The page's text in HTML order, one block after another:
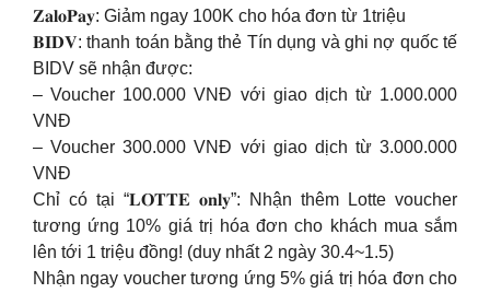
𝐙𝐚𝐥𝐨𝐏𝐚𝐲: Giảm ngay 100K cho hóa đơn từ 1triệu
𝐁𝐈𝐃𝐕: thanh toán bằng thẻ Tín dụng và ghi nợ quốc tế
BIDV sẽ nhận được:
– Voucher 100.000 VNĐ với giao dịch từ 1.000.000
VNĐ
– Voucher 300.000 VNĐ với giao dịch từ 3.000.000
VNĐ
Chỉ có tại “𝐋𝐎𝐓𝐓𝐄 𝐨𝐧𝐥𝐲”: Nhận thêm Lotte voucher
tương ứng 10% giá trị hóa đơn cho khách mua sắm
lên tới 1 triệu đồng! (duy nhất 2 ngày 30.4~1.5)
Nhận ngay voucher tương ứng 5% giá trị hóa đơn cho